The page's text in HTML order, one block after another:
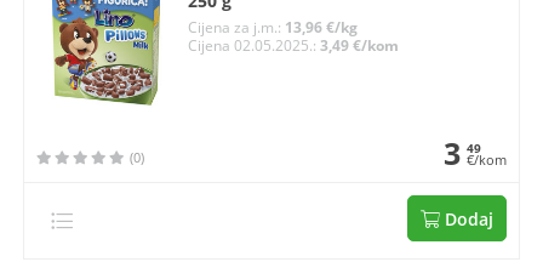
Cijena za j.m.: 13,96 €/kg
Cijena 02.05.2025.: 3,49 €/kom
(0) 3 49
€/kom
Dodaj